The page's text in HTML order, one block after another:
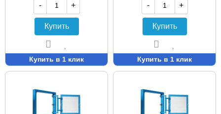
-
+
Купить
Купить в 1 клик
-
+
Купить
Купить в 1 клик